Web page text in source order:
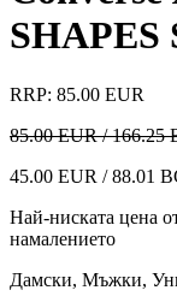
SHAPES
RRP: 85.00 EUR
85.00 EUR / 166.25
45.00 EUR / 88.01
Най-ниската цена
намалението
Дамски, Мъжки,